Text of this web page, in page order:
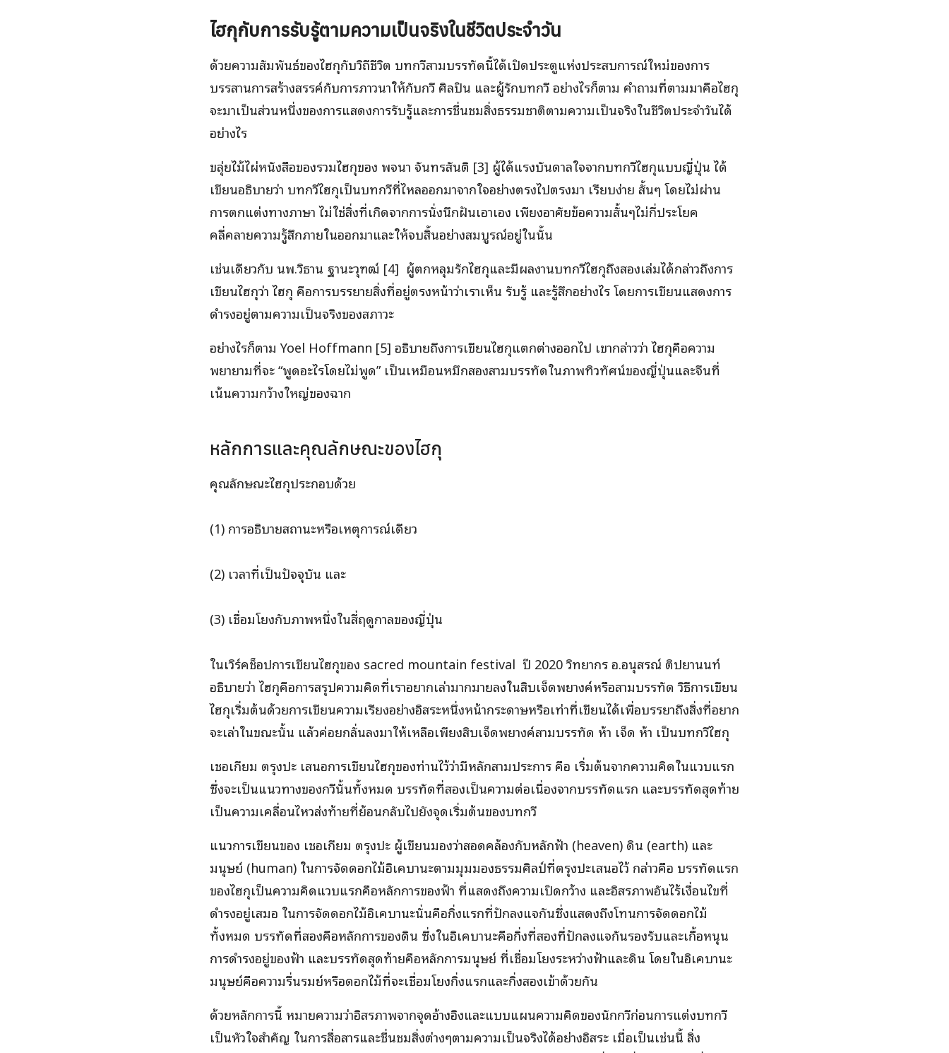
ไฮกุกับการรับรู้ตามความเป็นจริงในชีวิตประจำวัน
ด้วยความสัมพันธ์ของไฮกุกับวิถีชีวิต บทกวีสามบรรทัดนี้ได้เปิดประตูแห่งประสบการณ์ใหม่ของการ
บรรสานการสร้างสรรค์กับการภาวนาให้กับกวี ศิลปิน และผู้รักบทกวี อย่างไรก็ตาม คำถามที่ตามมาคือไฮกุ
จะมาเป็นส่วนหนึ่งของการแสดงการรับรู้และการชื่นชมสิ่งธรรมชาติตามความเป็นจริงในชีวิตประจำวันได้
อย่างไร
ขลุ่ยไม้ไผ่หนังสือของรวมไฮกุของ พจนา จันทรสันติ [3] ผู้ได้แรงบันดาลใจจากบทกวีไฮกุแบบญี่ปุ่น ได้
เขียนอธิบายว่า บทกวีไฮกุเป็นบทกวีที่ไหลออกมาจากใจอย่างตรงไปตรงมา เรียบง่าย สั้นๆ โดยไม่ผ่าน
การตกแต่งทางภาษา ไม่ใช่สิ่งที่เกิดจากการนั่งนึกฝันเอาเอง เพียงอาศัยข้อความสั้นๆไม่กี่ประโยค
คลี่คลายความรู้สึกภายในออกมาและให้จบสิ้นอย่างสมบูรณ์อยู่ในนั้น
เช่นเดียวกับ นพ.วิธาน ฐานะวุฑฒ์ [4] ผู้ตกหลุมรักไฮกุและมีผลงานบทกวีไฮกุถึงสองเล่มได้กล่าวถึงการ
เขียนไฮกุว่า ไฮกุ คือการบรรยายสิ่งที่อยู่ตรงหน้าว่าเราเห็น รับรู้ และรู้สึกอย่างไร โดยการเขียนแสดงการ
ดำรงอยู่ตามความเป็นจริงของสภาวะ
อย่างไรก็ตาม Yoel Hoffmann [5] อธิบายถึงการเขียนไฮกุแตกต่างออกไป เขากล่าวว่า ไฮกุคือความ
พยายามที่จะ “พูดอะไรโดยไม่พูด” เป็นเหมือนหมึกสองสามบรรทัดในภาพทิวทัศน์ของญี่ปุ่นและจีนที่
เน้นความกว้างใหญ่ของฉาก
หลักการและคุณลักษณะของไฮกุ
คุณลักษณะไฮกุประกอบด้วย
(1) การอธิบายสถานะหรือเหตุการณ์เดียว
(2) เวลาที่เป็นปัจจุบัน และ
(3) เชื่อมโยงกับภาพหนึ่งในสี่ฤดูกาลของญี่ปุ่น
ในเวิร์คช็อปการเขียนไฮกุของ sacred mountain festival ปี 2020 วิทยากร อ.อนุสรณ์ ติปยานนท์
อธิบายว่า ไฮกุคือการสรุปความคิดที่เราอยากเล่ามากมายลงในสิบเจ็ดพยางค์หรือสามบรรทัด วิธีการเขียน
ไฮกุเริ่มต้นด้วยการเขียนความเรียงอย่างอิสระหนึ่งหน้ากระดาษหรือเท่าที่เขียนได้เพื่อบรรยาถึงสิ่งที่อยาก
จะเล่าในขณะนั้น แล้วค่อยกลั่นลงมาให้เหลือเพียงสิบเจ็ดพยางค์สามบรรทัด ห้า เจ็ด ห้า เป็นบทกวีไฮกุ
เชอเกียม ตรุงปะ เสนอการเขียนไฮกุของท่านไว้ว่ามีหลักสามประการ คือ เริ่มต้นจากความคิดในแวบแรก
ซึ่งจะเป็นแนวทางของกวีนั้นทั้งหมด บรรทัดที่สองเป็นความต่อเนื่องจากบรรทัดแรก และบรรทัดสุดท้าย
เป็นความเคลื่อนไหวส่งท้ายที่ย้อนกลับไปยังจุดเริ่มต้นของบทกวี
แนวการเขียนของ เชอเกียม ตรุงปะ ผู้เขียนมองว่าสอดคล้องกับหลักฟ้า (heaven) ดิน (earth) และ
มนุษย์ (human) ในการจัดดอกไม้อิเคบานะตามมุมมองธรรมศิลป์ที่ตรุงปะเสนอไว้ กล่าวคือ บรรทัดแรก
ของไฮกุเป็นความคิดแวบแรกคือหลักการของฟ้า ที่แสดงถึงความเปิดกว้าง และอิสรภาพอันไร้เงื่อนไขที่
ดำรงอยู่เสมอ ในการจัดดอกไม้อิเคบานะนั่นคือกิ่งแรกที่ปักลงแจกันซึ่งแสดงถึงโทนการจัดดอกไม้
ทั้งหมด บรรทัดที่สองคือหลักการของดิน ซึ่งในอิเคบานะคือกิ่งที่สองที่ปักลงแจกันรองรับและเกื้อหนุน
การดำรงอยู่ของฟ้า และบรรทัดสุดท้ายคือหลักการมนุษย์ ที่เชื่อมโยงระหว่างฟ้าและดิน โดยในอิเคบานะ
มนุษย์คือความรื่นรมย์หรือดอกไม้ที่จะเชื่อมโยงกิ่งแรกและกิ่งสองเข้าด้วยกัน
ด้วยหลักการนี้ หมายความว่าอิสรภาพจากจุดอ้างอิงและแบบแผนความคิดของนักกวีก่อนการแต่งบทกวี
เป็นหัวใจสำคัญ ในการสื่อสารและชื่นชมสิ่งต่างๆตามความเป็นจริงได้อย่างอิสระ เมื่อเป็นเช่นนี้ สิ่ง